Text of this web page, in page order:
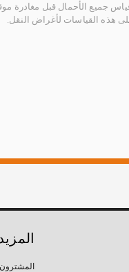
جميع الأحمال قبل مغادرة
هذه القياسات لأغراض النقل.
المشترون